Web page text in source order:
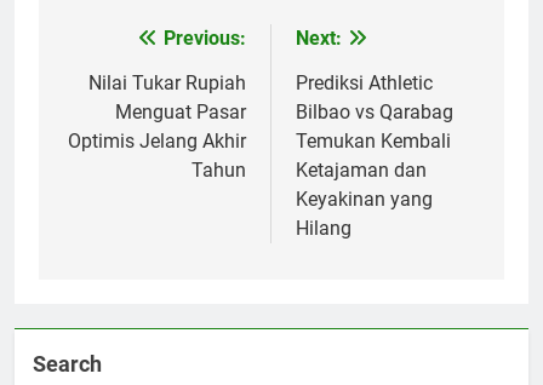
navigation
Previous:
Nilai Tukar Rupiah
Menguat Pasar
Optimis Jelang Akhir
Tahun
Next:
Prediksi Athletic
Bilbao vs Qarabag
Temukan Kembali
Ketajaman dan
Keyakinan yang
Hilang
Search